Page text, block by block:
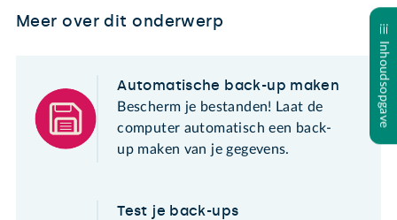
Inhoudsopgave
Meer over dit onderwerp
Automatische back-up maken
Bescherm je bestanden! Laat de
computer automatisch een back-
up maken van je gegevens.
Test je back-ups